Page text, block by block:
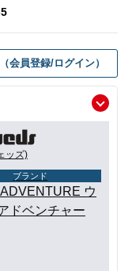
会員登録/ログイン）
ッズ)
ブランド
ウ
ドベンチャー